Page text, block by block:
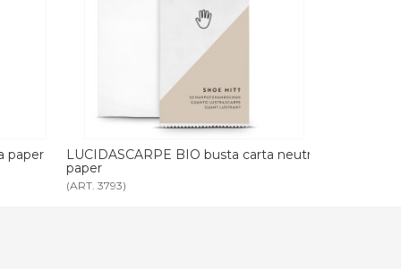
carta neutra
SET IGIENE ORALE BIO busta carta
neutra paper
(ART. 3796)